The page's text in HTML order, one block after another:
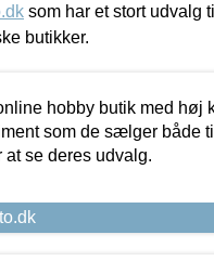
som har et stort udvalg
butikker.
hobby butik med høj
som de sælger både
at se deres udvalg.